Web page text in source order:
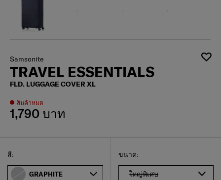
Samsonite
TRAVEL ESSENTIALS
FLD. LUGGAGE COVER XL
สินค้าหมด
1,790 บาท
เลือกขนาดของคุณ
Select
ขนาด:
ใหญ่พิเศษ
Select
สี:
GRAPHITE